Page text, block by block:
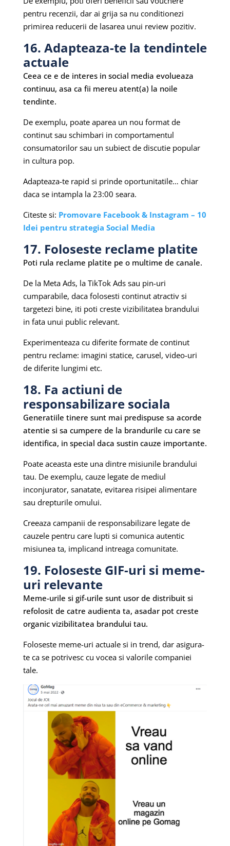
pentru recenzii, dar ai grija sa nu conditionezi
primirea reducerii de lasarea unui review pozitiv.
16. Adapteaza-te la tendintele
actuale
Ceea ce e de interes in social media evolueaza
continuu, asa ca fii mereu atent(a) la noile
tendinte.
De exemplu, poate aparea un nou format de
continut sau schimbari in comportamentul
consumatorilor sau un subiect de discutie popular
in cultura pop.
Adapteaza-te rapid si prinde oportunitatile… chiar
daca se intampla la 23:00 seara.
Citeste si: Promovare Facebook & Instagram – 10
Idei pentru strategia Social Media
17. Foloseste reclame platite
Poti rula reclame platite pe o multime de canale.
De la Meta Ads, la TikTok Ads sau pin-uri
cumparabile, daca folosesti continut atractiv si
targetezi bine, iti poti creste vizibilitatea brandului
in fata unui public relevant.
Experimenteaza cu diferite formate de continut
pentru reclame: imagini statice, carusel, video-uri
de diferite lungimi etc.
18. Fa actiuni de
responsabilizare sociala
Generatiile tinere sunt mai predispuse sa acorde
atentie si sa cumpere de la brandurile cu care se
identifica, in special daca sustin cauze importante.
Poate aceasta este una dintre misiunile brandului
tau. De exemplu, cauze legate de mediul
inconjurator, sanatate, evitarea risipei alimentare
sau drepturile omului.
Creeaza campanii de responsabilizare legate de
cauzele pentru care lupti si comunica autentic
misiunea ta, implicand intreaga comunitate.
19. Foloseste GIF-uri si meme-
uri relevante
Meme-urile si gif-urile sunt usor de distribuit si
refolosit de catre audienta ta, asadar pot creste
organic vizibilitatea brandului tau.
Foloseste meme-uri actuale si in trend, dar asigura-
te ca se potrivesc cu vocea si valorile companiei
tale.